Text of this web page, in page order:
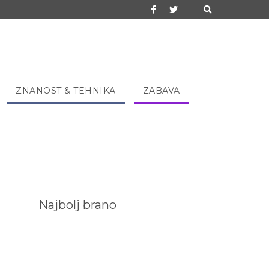
ZNANOST & TEHNIKA ZABAVA
Najbolj brano